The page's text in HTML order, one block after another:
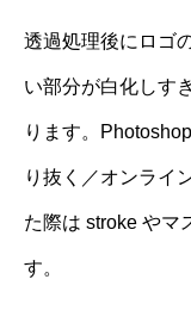
透過処理後にロゴ
い部分が白化しす
ります。
り抜く／オンライ
た際は stroke やマ
す。